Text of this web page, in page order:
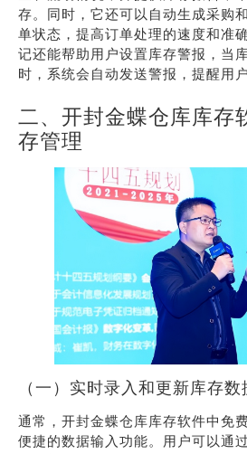
存。同时，它还可以自动生成采购
单状态，提高订单处理的速度和准
记还能帮助用户设置库存警报，当
时，系统会自动发送警报，提醒用
二、开封金蝶仓库库存
存管理
（一）实时录入和更新库存数
通常，开封金蝶仓库库存软件中免
便捷的数据输入功能。用户可以通